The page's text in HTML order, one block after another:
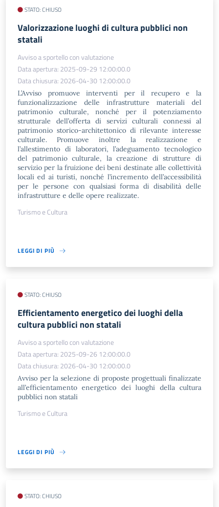
STATO: CHIUSO
Valorizzazione luoghi di cultura pubblici non
statali
Avviso a sportello con valutazione
Data apertura: 2025-09-29 12:00:00.0
Data chiusura: 2026-04-30 12:00:00.0
L’Avviso promuove interventi per il recupero e la
funzionalizzazione delle infrastrutture materiali del
patrimonio culturale, nonché per il potenziamento
strutturale dell’offerta di servizi culturali connessi al
patrimonio storico-architettonico di rilevante interesse
culturale. Promuove inoltre la realizzazione e
l’allestimento di laboratori, l’adeguamento tecnologico
del patrimonio culturale, la creazione di strutture di
servizio per la fruizione dei beni destinate alle collettività
locali ed ai turisti, nonché l’incremento dell’accessibilità
per le persone con qualsiasi forma di disabilità delle
infrastrutture e delle opere realizzate.
Turismo e Cultura
LEGGI DI PIÙ
STATO: CHIUSO
Efficientamento energetico dei luoghi della
cultura pubblici non statali
Avviso a sportello con valutazione
Data apertura: 2025-09-26 12:00:00.0
Data chiusura: 2026-04-30 12:00:00.0
Avviso per la selezione di proposte progettuali finalizzate
all’efficientamento energetico dei luoghi della cultura
pubblici non statali
Turismo e Cultura
LEGGI DI PIÙ
STATO: CHIUSO